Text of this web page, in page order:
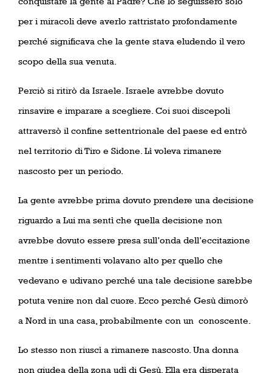
per i miracoli deve averlo rattristato profondamente
perché significava che la gente stava eludendo il vero
scopo della sua venuta.
Perciò si ritirò da Israele. Israele avrebbe dovuto
rinsavire e imparare a scegliere. Coi suoi discepoli
attraversò il confine settentrionale del paese ed entrò
nel territorio di Tiro e Sidone. Lì voleva rimanere
nascosto per un periodo.
La gente avrebbe prima dovuto prendere una decisione
riguardo a Lui ma sentì che quella decisione non
avrebbe dovuto essere presa sull’onda dell’eccitazione
mentre i sentimenti volavano alto per quello che
vedevano e udivano perché una tale decisione sarebbe
potuta venire non dal cuore. Ecco perché Gesù dimorò
a Nord in una casa, probabilmente con un conoscente.
Lo stesso non riuscì a rimanere nascosto. Una donna
non giudea della zona udì di Gesù. Ella era disperata